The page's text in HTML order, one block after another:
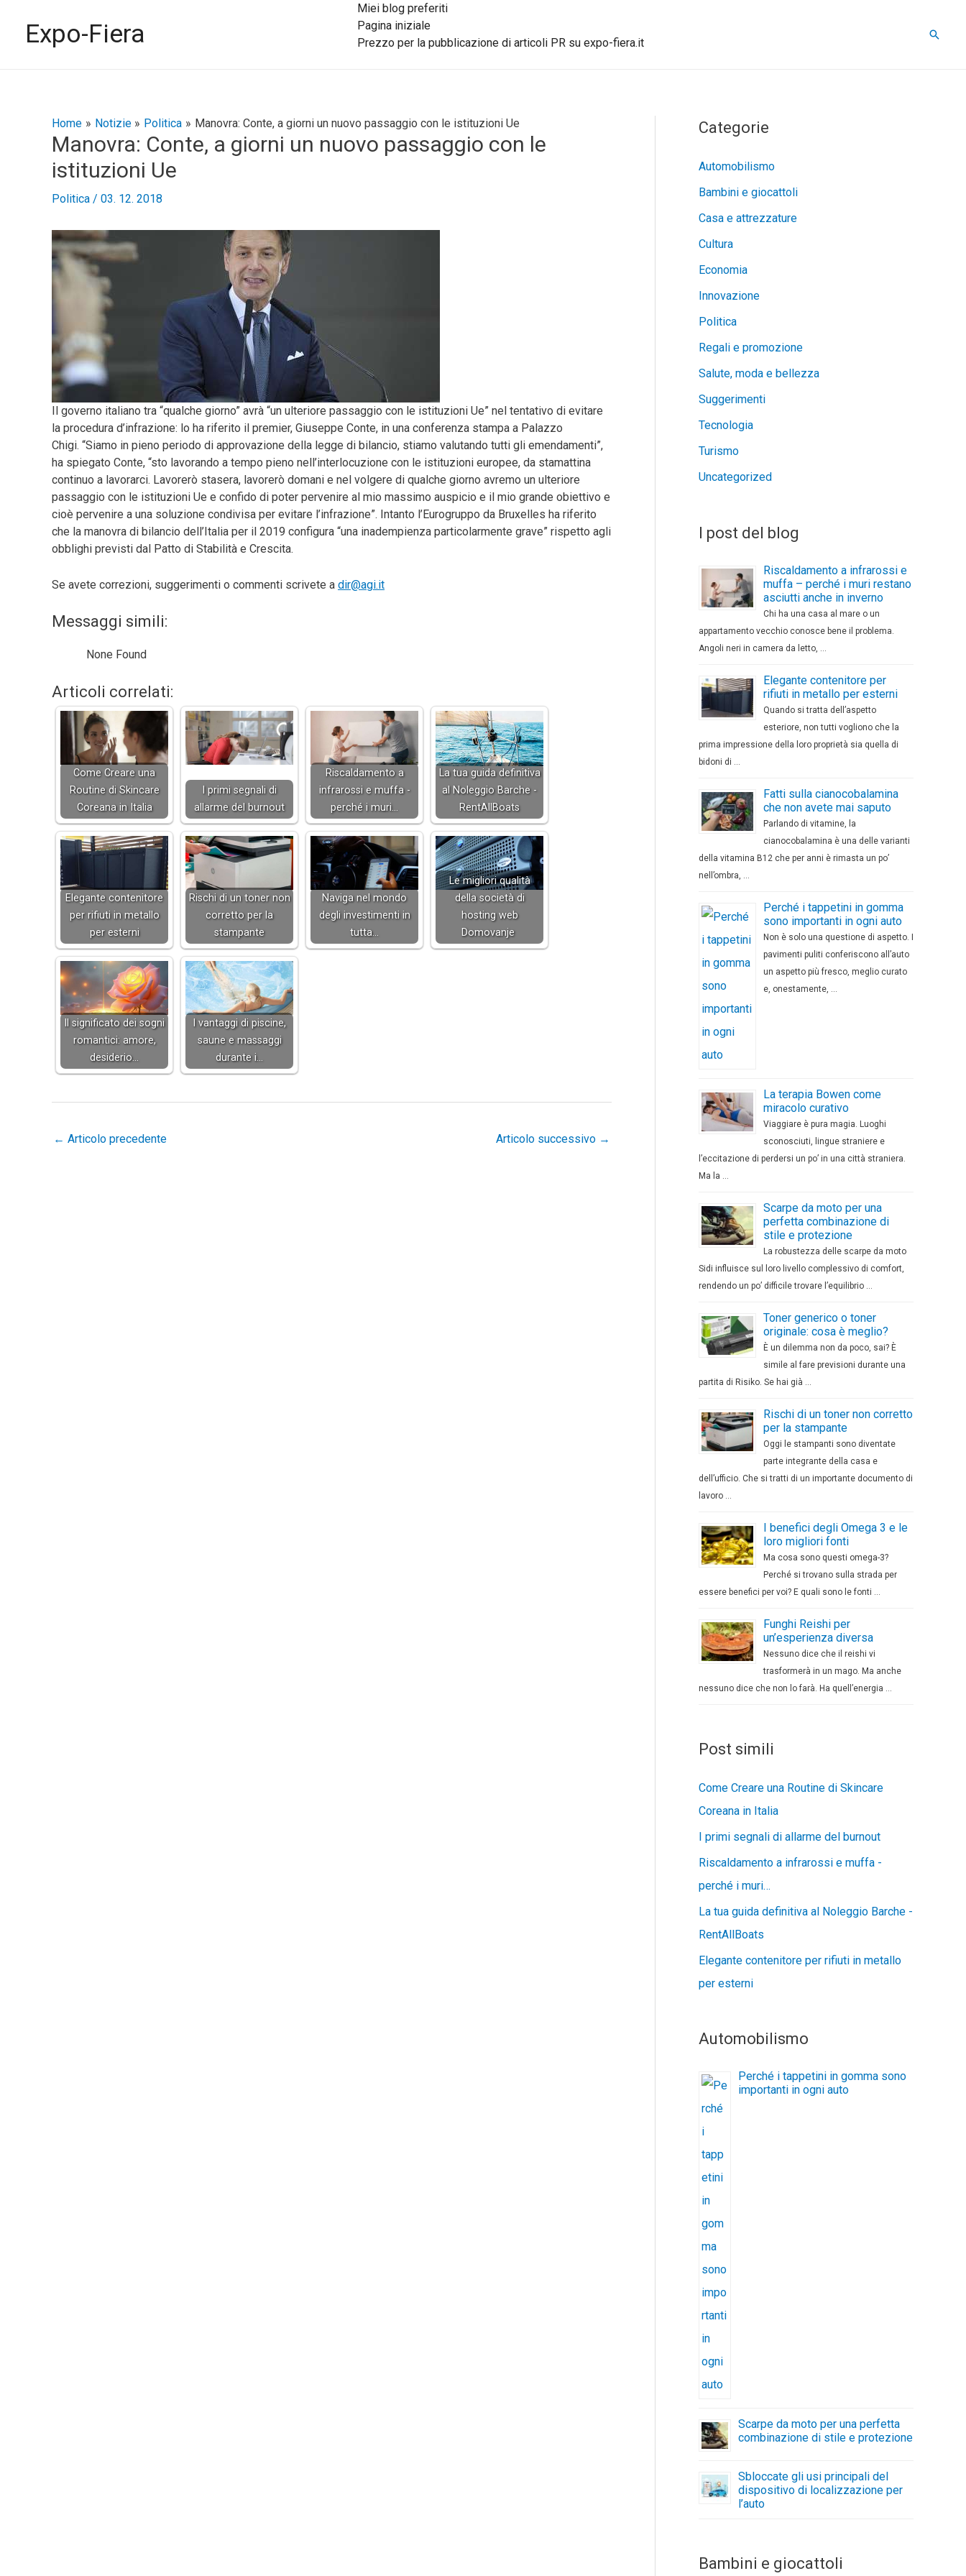
contenutoExpo-Fiera
Miei blog preferiti
Pagina iniziale
Prezzo per la pubblicazione di articoli PR su expo-fiera.it
Cerca
Home Notizie Politica Manovra: Conte, a giorni un nuovo passaggio con le istituzioni Ue
Manovra: Conte, a giorni un nuovo passaggio con le
istituzioni Ue
Politica / 03. 12. 2018
Il governo italiano tra “qualche giorno” avrà “un ulteriore passaggio con le istituzioni Ue” nel tentativo di evitare
la procedura d’infrazione: lo ha riferito il premier, Giuseppe Conte, in una conferenza stampa a Palazzo
Chigi. “Siamo in pieno periodo di approvazione della legge di bilancio, stiamo valutando tutti gli emendamenti”,
ha spiegato Conte, “sto lavorando a tempo pieno nell’interlocuzione con le istituzioni europee, da stamattina
continuo a lavorarci. Lavorerò stasera, lavorerò domani e nel volgere di qualche giorno avremo un ulteriore
passaggio con le istituzioni Ue e confido di poter pervenire al mio massimo auspicio e il mio grande obiettivo e
cioè pervenire a una soluzione condivisa per evitare l’infrazione”. Intanto l’Eurogruppo da Bruxelles ha riferito
che la manovra di bilancio dell’Italia per il 2019 configura “una inadempienza particolarmente grave” rispetto agli
obblighi previsti dal Patto di Stabilità e Crescita.
Se avete correzioni, suggerimenti o commenti scrivete a dir@agi.it
Messaggi simili:
None Found
Articoli correlati:
Come Creare una
Routine di Skincare
Coreana in Italia
I primi segnali di
allarme del burnout
Riscaldamento a
infrarossi e muffa -
perché i muri…
La tua guida definitiva
al Noleggio Barche -
RentAllBoats
Elegante contenitore
per rifiuti in metallo
per esterni
Rischi di un toner non
corretto per la
stampante
Naviga nel mondo
degli investimenti in
tutta…
Le migliori qualità
della società di
hosting web
Domovanje
Il significato dei sogni
romantici: amore,
desiderio…
I vantaggi di piscine,
saune e massaggi
durante i…
Navigazione
articoli
← Articolo precedente Articolo successivo →
Categorie
Automobilismo
Bambini e giocattoli
Casa e attrezzature
Cultura
Economia
Innovazione
Politica
Regali e promozione
Salute, moda e bellezza
Suggerimenti
Tecnologia
Turismo
Uncategorized
I post del blog
Riscaldamento a infrarossi e
muffa – perché i muri restano
asciutti anche in inverno
Chi ha una casa al mare o un
appartamento vecchio conosce bene il problema.
Angoli neri in camera da letto, …
Elegante contenitore per
rifiuti in metallo per esterni
Quando si tratta dell’aspetto
esteriore, non tutti vogliono che la
prima impressione della loro proprietà sia quella di
bidoni di …
Fatti sulla cianocobalamina
che non avete mai saputo
Parlando di vitamine, la
cianocobalamina è una delle varianti
della vitamina B12 che per anni è rimasta un po’
nell’ombra, …
Perché i tappetini in gomma
sono importanti in ogni auto
Non è solo una questione di aspetto. I
pavimenti puliti conferiscono all’auto
un aspetto più fresco, meglio curato
e, onestamente, …
La terapia Bowen come
miracolo curativo
Viaggiare è pura magia. Luoghi
sconosciuti, lingue straniere e
l’eccitazione di perdersi un po’ in una città straniera.
Ma la …
Scarpe da moto per una
perfetta combinazione di
stile e protezione
La robustezza delle scarpe da moto
Sidi influisce sul loro livello complessivo di comfort,
rendendo un po’ difficile trovare l’equilibrio …
Toner generico o toner
originale: cosa è meglio?
È un dilemma non da poco, sai? È
simile al fare previsioni durante una
partita di Risiko. Se hai già …
Rischi di un toner non corretto
per la stampante
Oggi le stampanti sono diventate
parte integrante della casa e
dell’ufficio. Che si tratti di un importante documento di
lavoro …
I benefici degli Omega 3 e le
loro migliori fonti
Ma cosa sono questi omega-3?
Perché si trovano sulla strada per
essere benefici per voi? E quali sono le fonti …
Funghi Reishi per
un’esperienza diversa
Nessuno dice che il reishi vi
trasformerà in un mago. Ma anche
nessuno dice che non lo farà. Ha quell’energia …
Post simili
Come Creare una Routine di Skincare
Coreana in Italia
I primi segnali di allarme del burnout
Riscaldamento a infrarossi e muffa -
perché i muri…
La tua guida definitiva al Noleggio Barche -
RentAllBoats
Elegante contenitore per rifiuti in metallo
per esterni
Automobilismo
Perché i tappetini in gomma sono
importanti in ogni auto
Scarpe da moto per una perfetta
combinazione di stile e protezione
Sbloccate gli usi principali del
dispositivo di localizzazione per
l’auto
Bambini e giocattoli